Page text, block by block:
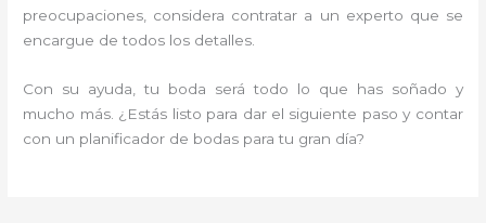
preocupaciones, considera contratar a un experto que se
encargue de todos los detalles.
Con su ayuda, tu boda será todo lo que has soñado y
mucho más. ¿Estás listo para dar el siguiente paso y contar
con un planificador de bodas para tu gran día?